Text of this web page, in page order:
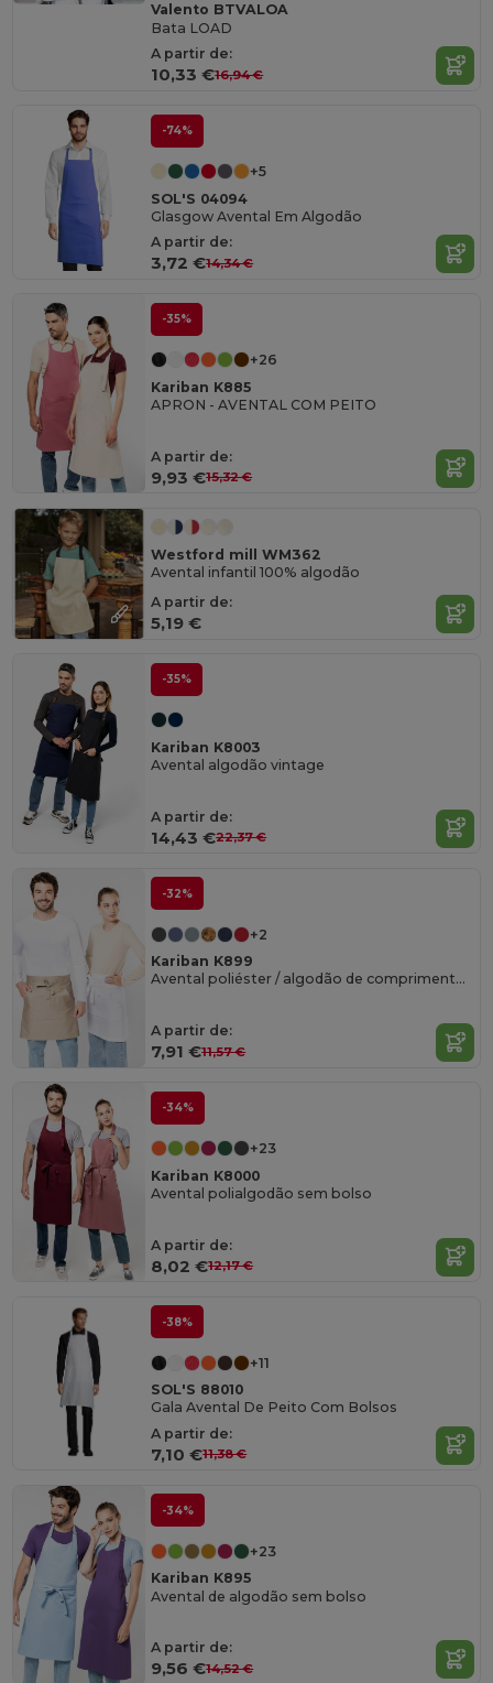
Valento BTVALOA
Bata LOAD
A partir de:
10,33 €16,94 €
-74%
+5
SOL'S 04094
Glasgow Avental Em Algodão
A partir de:
3,72 €14,34 €
-35%
+26
Kariban K885
APRON - AVENTAL COM PEITO
A partir de:
9,93 €15,32 €
Westford mill WM362
Avental infantil 100% algodão
A partir de:
5,19 €
-35%
Kariban K8003
Avental algodão vintage
A partir de:
14,43 €22,37 €
-32%
+2
Kariban K899
Avental poliéster / algodão de comprimento médio
A partir de:
7,91 €11,57 €
-34%
+23
Kariban K8000
Avental polialgodão sem bolso
A partir de:
8,02 €12,17 €
-38%
+11
SOL'S 88010
Gala Avental De Peito Com Bolsos
A partir de:
7,10 €11,38 €
-34%
+23
Kariban K895
Avental de algodão sem bolso
A partir de:
9,56 €14,52 €